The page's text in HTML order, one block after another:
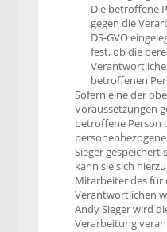
Die betroffene
gegen die
DS-GVO
fest, ob die
betroffenen
Sofern eine der
Voraussetzungen
betroffene Person
Sieger gespeichert
kann sie sich
Mitarbeiter des für
Verantwortlichen
Andy Sieger wird
Verarbeitung